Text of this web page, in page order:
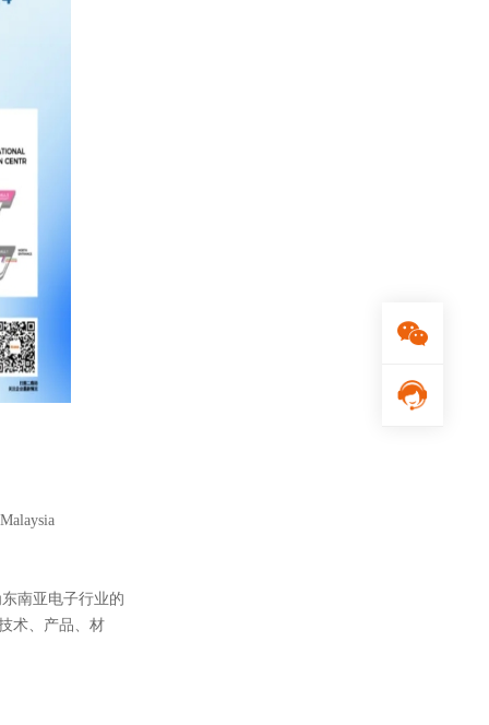
南亚电子行业的
术、产品、材